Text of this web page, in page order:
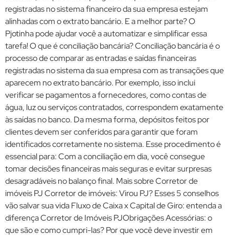
registradas no sistema financeiro da sua empresa estejam
alinhadas com o extrato bancário. E a melhor parte? O
Pjotinha pode ajudar você a automatizar e simplificar essa
tarefa! O que é conciliação bancária? Conciliação bancária é o
processo de comparar as entradas e saídas financeiras
registradas no sistema da sua empresa com as transações que
aparecem no extrato bancário. Por exemplo, isso inclui
verificar se pagamentos a fornecedores, como contas de
água, luz ou serviços contratados, correspondem exatamente
às saídas no banco. Da mesma forma, depósitos feitos por
clientes devem ser conferidos para garantir que foram
identificados corretamente no sistema. Esse procedimento é
essencial para: Com a conciliação em dia, você consegue
tomar decisões financeiras mais seguras e evitar surpresas
desagradáveis no balanço final. Mais sobre Corretor de
imóveis PJ Corretor de imóveis: Virou PJ? Esses 5 conselhos
vão salvar sua vida Fluxo de Caixa x Capital de Giro: entenda a
diferença Corretor de Imóveis PJObrigações Acessórias: o
que são e como cumpri-las? Por que você deve investir em